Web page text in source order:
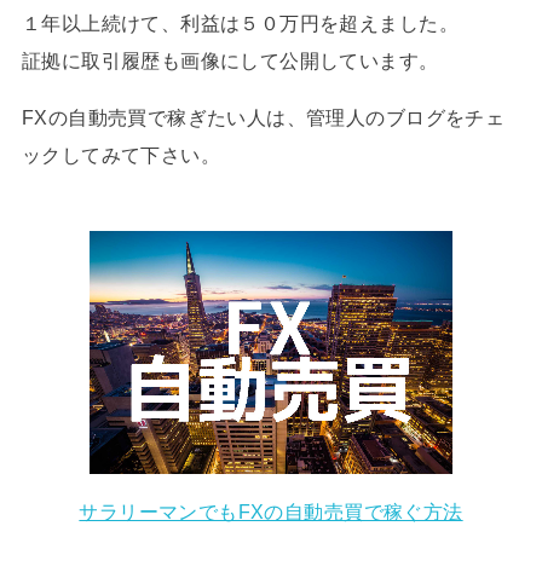
１年以上続けて、利益は５０万円を超えました。
証拠に取引履歴も画像にして公開しています。
FXの自動売買で稼ぎたい人は、管理人のブログをチェ
ックしてみて下さい。
サラリーマンでもFXの自動売買で稼ぐ方法